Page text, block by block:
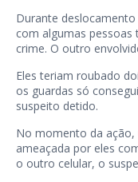
Durante
com algumas
crime. O outro
Eles teriam roubado
os guardas só
suspeito detido.
No momento da
ameaçada por eles
o outro celular, o